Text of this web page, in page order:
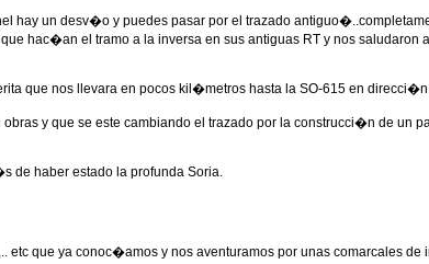
hay un desv�o y puedes pasar por el trazado
hac�an el tramo a la inversa en sus antiguas RT y nos
que nos llevara en pocos kil�metros hasta la SO-615 en
y que se este cambiando el trazado por la construcci�n de un
de haber estado la profunda Soria.
que ya conoc�amos y nos aventuramos por unas comarcales de